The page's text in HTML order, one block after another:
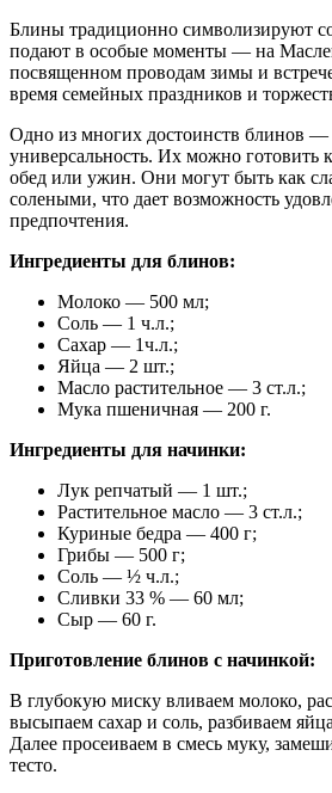
Блины традиционно символизируют
подают в особые моменты — на
посвященном проводам зимы и
время семейных праздников и
Одно из многих достоинств блинов —
универсальность. Их можно готовить
обед или ужин. Они могут быть как
солеными, что дает возможность
предпочтения.
Ингредиенты для блинов:
Молоко — 500 мл;
Соль — 1 ч.л.;
Сахар — 1ч.л.;
Яйца — 2 шт.;
Масло растительное — 3 ст.л.;
Мука пшеничная — 200 г.
Ингредиенты для начинки:
Лук репчатый — 1 шт.;
Растительное масло — 3 ст.л.;
Куриные бедра — 400 г;
Грибы — 500 г;
Соль — ½ ч.л.;
Сливки 33 % — 60 мл;
Сыр — 60 г.
Приготовление блинов с начинкой:
В глубокую миску вливаем молоко,
высыпаем сахар и соль, разбиваем
Далее просеиваем в смесь муку,
тесто.